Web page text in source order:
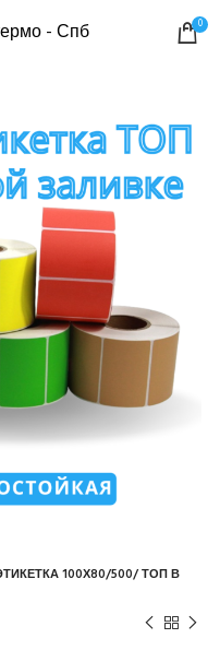
- Спб 0
100Х80/500/ ТОП В